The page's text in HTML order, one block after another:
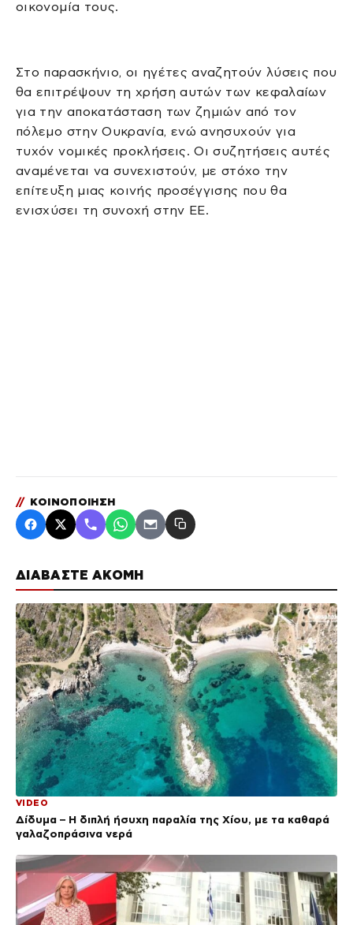
ΔΙΑΒΑΣΤΕ ΑΚΟΜΗ
VIDEO
Δίδυμα – Η διπλή ήσυχη παραλία της Χίου, με τα καθαρά
γαλαζοπράσινα νερά
οικονομία τους.
Στο παρασκήνιο, οι ηγέτες αναζητούν λύσεις που
θα επιτρέψουν τη χρήση αυτών των κεφαλαίων
για την αποκατάσταση των ζημιών από τον
πόλεμο στην Ουκρανία, ενώ ανησυχούν για
τυχόν νομικές προκλήσεις. Οι συζητήσεις αυτές
αναμένεται να συνεχιστούν, με στόχο την
επίτευξη μιας κοινής προσέγγισης που θα
ενισχύσει τη συνοχή στην ΕΕ.
// ΚΟΙΝΟΠΟΙΗΣΗ